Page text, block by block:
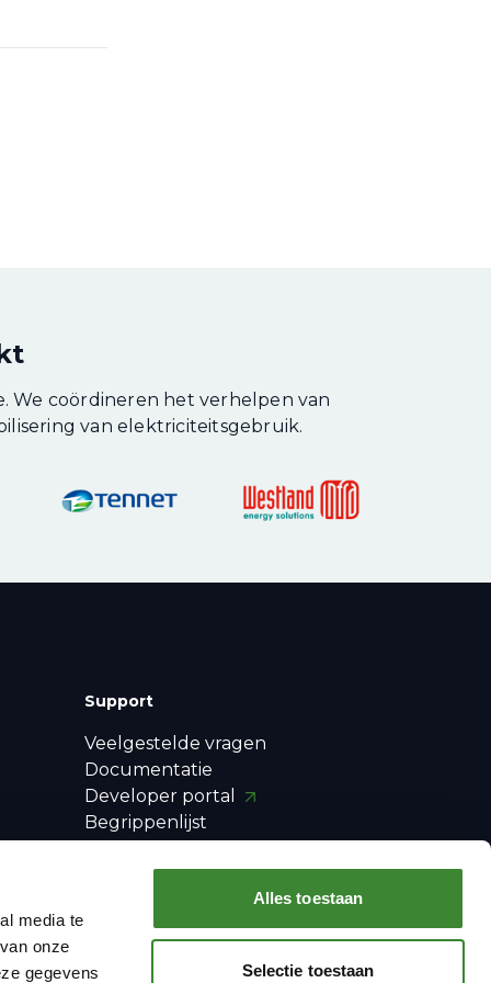
media te
onze
gegevens
Alles toestaan
Selectie toestaan
We coördineren het verhelpen van
van elektriciteitsgebruik.
Support
Veelgestelde vragen
Documentatie
Developer portal
Begrippenlijst
Contact